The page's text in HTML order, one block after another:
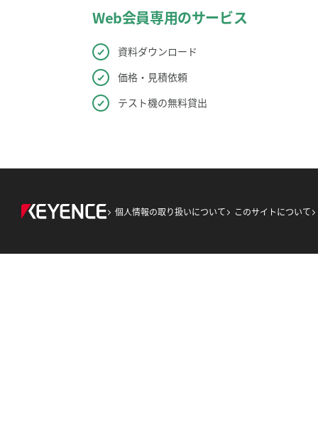
Web会員専用のサービス
資料ダウンロード
価格・見積依頼
テスト機の無料貸出
個人情報の取り扱いについて このサイトについて